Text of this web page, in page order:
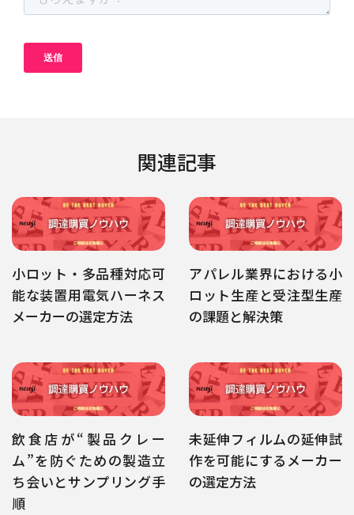
関連記事
小ロット・多品種対応可
能な装置用電気ハーネス
メーカーの選定方法
アパレル業界における小
ロット生産と受注型生産
の課題と解決策
飲食店が“製品クレー
ム”を防ぐための製造立
ち会いとサンプリング手
順
未延伸フィルムの延伸試
作を可能にするメーカー
の選定方法